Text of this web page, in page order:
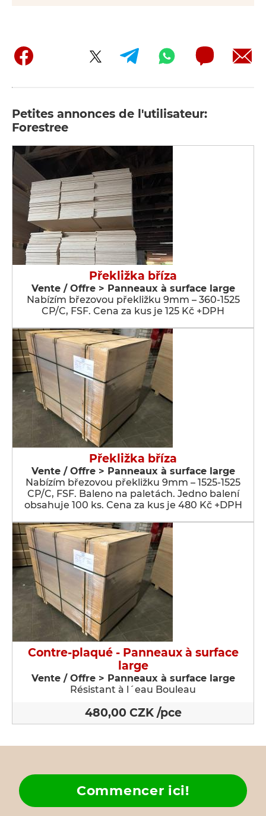
Petites annonces de l'utilisateur:
Forestree
Překližka bříza
Vente / Offre > Panneaux à surface large
Nabízím březovou překližku 9mm – 360-1525
CP/C, FSF. Cena za kus je 125 Kč +DPH
Překližka bříza
Vente / Offre > Panneaux à surface large
Nabízím březovou překližku 9mm – 1525-1525
CP/C, FSF. Baleno na paletách. Jedno balení
obsahuje 100 ks. Cena za kus je 480 Kč +DPH
Contre-plaqué - Panneaux à surface
large
Vente / Offre > Panneaux à surface large
Résistant à l´eau Bouleau
480,00 CZK /pce
Commencer ici!